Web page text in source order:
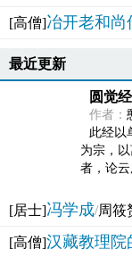
[高僧]冶开老和尚
最近更新
圆觉
作者：
此经以
为宗，
者，论
[居士]冯学成/周筱
[高僧]汉藏教理院